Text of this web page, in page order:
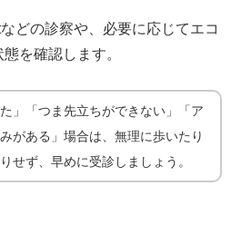
どの診察や、必要に応じてエコ
を確認します。
た」「つま先立ちができない」「ア
がある」場合は、無理に歩いたり
せず、早めに受診しましょう。